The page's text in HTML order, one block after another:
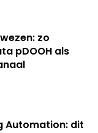
zo
pDOOH als
Automation: dit